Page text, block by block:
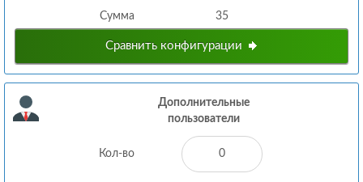
Сумма 35
Сравнить конфигурации
Дополнительные
пользователи
Кол-во